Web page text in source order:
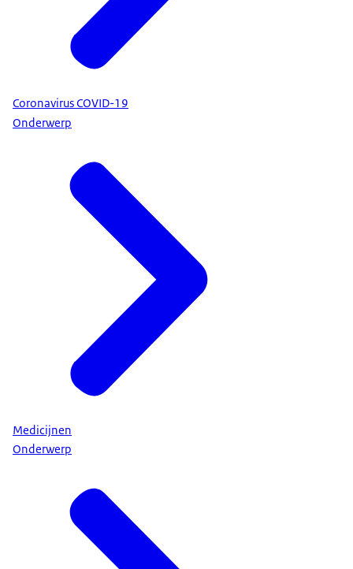
Coronavirus COVID-19
Onderwerp
Medicijnen
Onderwerp